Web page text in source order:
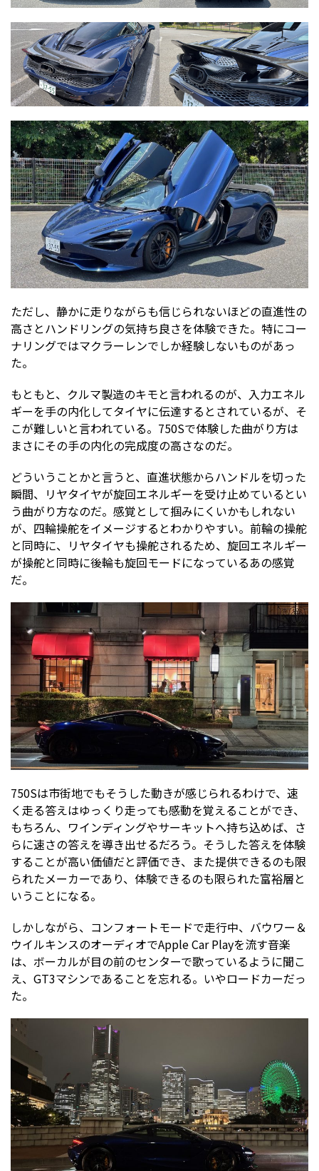
ただし、静かに走りながらも信じられないほどの直進性の
高さとハンドリングの気持ち良さを体験できた。特にコー
ナリングではマクラーレンでしか経験しないものがあっ
た。
もともと、クルマ製造のキモと言われるのが、入力エネル
ギーを手の内化してタイヤに伝達するとされているが、そ
こが難しいと言われている。750Sで体験した曲がり方は
まさにその手の内化の完成度の高さなのだ。
どういうことかと言うと、直進状態からハンドルを切った
瞬間、リヤタイヤが旋回エネルギーを受け止めているとい
う曲がり方なのだ。感覚として掴みにくいかもしれない
が、四輪操舵をイメージするとわかりやすい。前輪の操舵
と同時に、リヤタイヤも操舵されるため、旋回エネルギー
が操舵と同時に後輪も旋回モードになっているあの感覚
だ。
750Sは市街地でもそうした動きが感じられるわけで、速
く走る答えはゆっくり走っても感動を覚えることができ、
もちろん、ワインディングやサーキットへ持ち込めば、さ
らに速さの答えを導き出せるだろう。そうした答えを体験
することが高い価値だと評価でき、また提供できるのも限
られたメーカーであり、体験できるのも限られた富裕層と
いうことになる。
しかしながら、コンフォートモードで走行中、バウワー＆
ウイルキンスのオーディオでApple Car Playを流す音楽
は、ボーカルが目の前のセンターで歌っているように聞こ
え、GT3マシンであることを忘れる。いやロードカーだっ
た。